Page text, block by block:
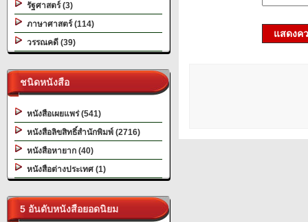
รัฐศาสตร์ (3)
ภาษาศาสตร์ (114)
วรรณคดี (39)
ชนิดหนังสือ
หนังสือเผยแพร่ (541)
หนังสือลิขสิทธิ์สำนักพิมพ์ (2716)
หนังสือหายาก (40)
หนังสือต่างประเทศ (1)
5 อันดับหนังสือยอดนิยม
แสดงค